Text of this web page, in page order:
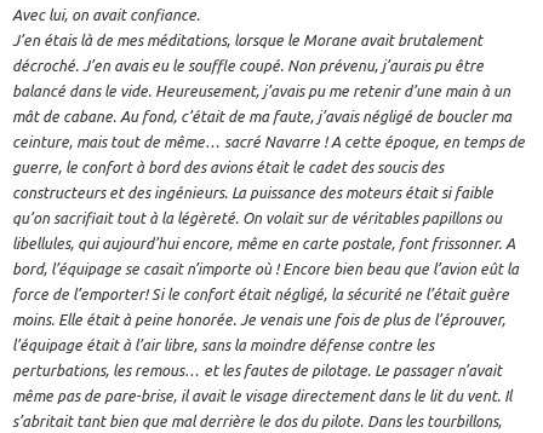
Avec lui, on avait confiance.
J’en étais là de mes méditations, lorsque le Morane avait brutalement
décroché. J’en avais eu le souffle coupé. Non prévenu, j’aurais pu être
balancé dans le vide. Heureusement, j’avais pu me retenir d’une main à un
mât de cabane. Au fond, c’était de ma faute, j’avais négligé de boucler ma
ceinture, mais tout de même… sacré Navarre ! A cette époque, en temps de
guerre, le confort à bord des avions était le cadet des soucis des
constructeurs et des ingénieurs. La puissance des moteurs était si faible
qu’on sacrifiait tout à la légèreté. On volait sur de véritables papillons ou
libellules, qui aujourd’hui encore, même en carte postale, font frissonner. A
bord, l’équipage se casait n’importe où ! Encore bien beau que l’avion eût la
force de l’emporter! Si le confort était négligé, la sécurité ne l’était guère
moins. Elle était à peine honorée. Je venais une fois de plus de l’éprouver,
l’équipage était à l’air libre, sans la moindre défense contre les
perturbations, les remous… et les fautes de pilotage. Le passager n’avait
même pas de pare-brise, il avait le visage directement dans le lit du vent. Il
s’abritait tant bien que mal derrière le dos du pilote. Dans les tourbillons,